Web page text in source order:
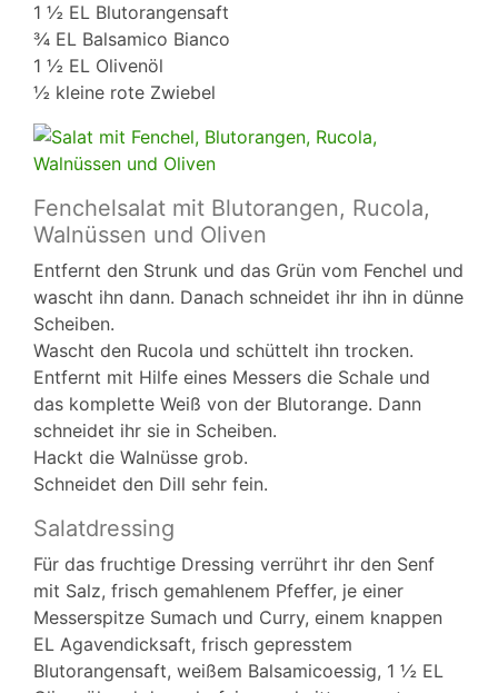
1 ½ EL Blutorangensaft
¾ EL Balsamico Bianco
1 ½ EL Olivenöl
½ kleine rote Zwiebel
Fenchelsalat mit Blutorangen, Rucola,
Walnüssen und Oliven
Entfernt den Strunk und das Grün vom Fenchel und
wascht ihn dann. Danach schneidet ihr ihn in dünne
Scheiben.
Wascht den Rucola und schüttelt ihn trocken.
Entfernt mit Hilfe eines Messers die Schale und
das komplette Weiß von der Blutorange. Dann
schneidet ihr sie in Scheiben.
Hackt die Walnüsse grob.
Schneidet den Dill sehr fein.
Salatdressing
Für das fruchtige Dressing verrührt ihr den Senf
mit Salz, frisch gemahlenem Pfeffer, je einer
Messerspitze Sumach und Curry, einem knappen
EL Agavendicksaft, frisch gepresstem
Blutorangensaft, weißem Balsamicoessig, 1 ½ EL